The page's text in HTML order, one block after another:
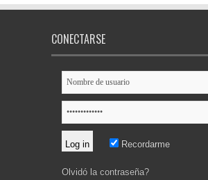
CONECTARSE
Recordarme
Olvidó la contraseña?